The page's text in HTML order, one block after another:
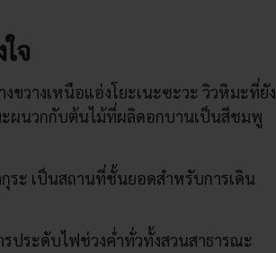
จ
วางเหนือแอ่งโยะเนะซะวะ วิวหิมะที่ยัง
ผนวกกับต้นไม้ที่ผลิดอกบานเป็นสีชมพู
ะ เป็นสถานที่ชั้นยอดสำหรับการเดิน
ประดับไฟช่วงค่ำทั่วทั้งสวนสาธารณะ